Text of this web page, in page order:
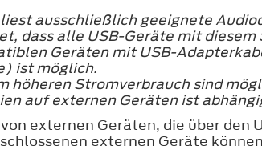
ausschließlich geeignete
dass alle USB-Geräte mit
Geräten mit USB-
ist möglich.
höheren Stromverbrauch sind
auf externen Geräten ist
externen Geräten, die über
externen Geräte